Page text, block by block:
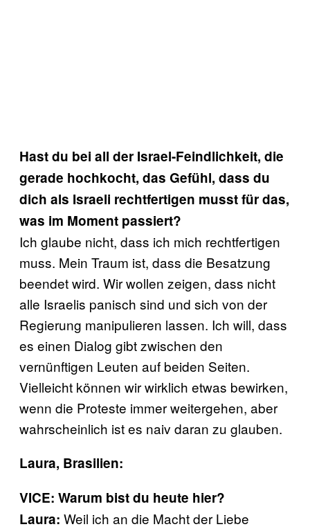
Hast du bei all der Israel-Feindlichkeit, die
gerade hochkocht, das Gefühl, dass du
dich als Israeli rechtfertigen musst für das,
was im Moment passiert?
Ich glaube nicht, dass ich mich rechtfertigen
muss. Mein Traum ist, dass die Besatzung
beendet wird. Wir wollen zeigen, dass nicht
alle Israelis panisch sind und sich von der
Regierung manipulieren lassen. Ich will, dass
es einen Dialog gibt zwischen den
vernünftigen Leuten auf beiden Seiten.
Vielleicht können wir wirklich etwas bewirken,
wenn die Proteste immer weitergehen, aber
wahrscheinlich ist es naiv daran zu glauben.
Laura, Brasilien:
VICE: Warum bist du heute hier?
Laura: Weil ich an die Macht der Liebe